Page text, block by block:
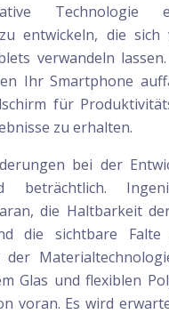
Technologie
entwickeln, die sich
verwandeln
Ihr Smartphone
für
zu erhalten.
bei der
beträchtlich.
die Haltbarkeit
die sichtbare Falte
Glas und flexiblen
voran. Es wird